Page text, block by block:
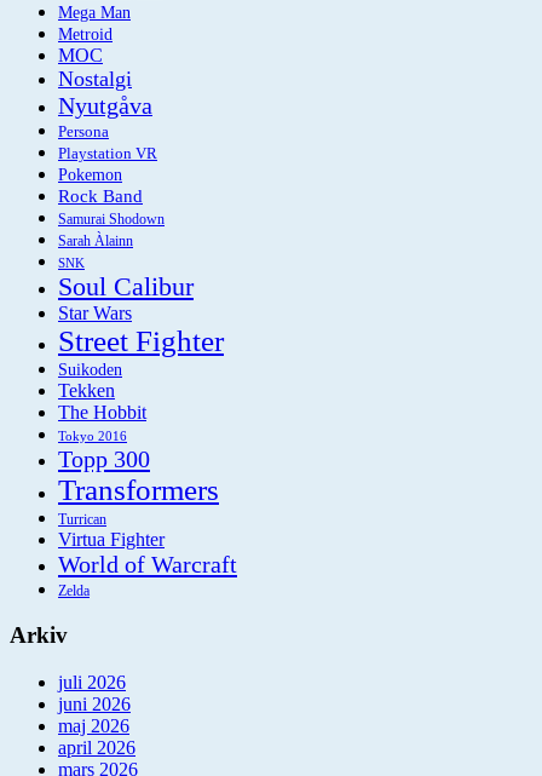
Mega Man
Metroid
MOC
Nostalgi
Nyutgåva
Persona
Playstation VR
Pokemon
Rock Band
Samurai Shodown
Sarah Àlainn
SNK
Soul Calibur
Star Wars
Street Fighter
Suikoden
Tekken
The Hobbit
Tokyo 2016
Topp 300
Transformers
Turrican
Virtua Fighter
World of Warcraft
Zelda
Arkiv
juli 2026
juni 2026
maj 2026
april 2026
mars 2026